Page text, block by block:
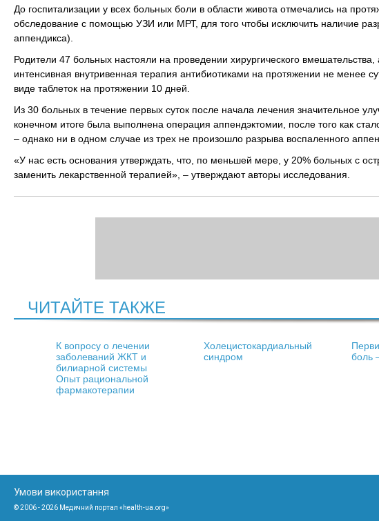
До госпитализации у всех больных боли в области живота отмечались на
обследование с помощью УЗИ или МРТ, для того чтобы исключить наличие
аппендикса).
Родители 47 больных настояли на проведении хирургического
интенсивная внутривенная терапия антибиотиками на протяжении не менее
виде таблеток на протяжении 10 дней.
Из 30 больных в течение первых суток после начала лечения значительное
конечном итоге была выполнена операция аппендэктомии, после того как
– однако ни в одном случае из трех не произошло разрыва воспаленного
«У нас есть основания утверждать, что, по меньшей мере, у 20% больных с
заменить лекарственной терапией», – утверждают авторы исследования.
ЧИТАЙТЕ ТАКЖЕ
К вопросу о лечении
заболеваний ЖКТ и
билиарной системы
Опыт рациональной
фармакотерапии
Холецистокардиальный
синдром
боль
Умови використання
© 2006 - 2026 Медичний портал «health-ua.org»